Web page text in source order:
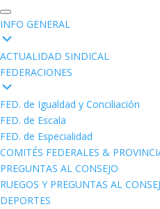
INFO GENERAL
ACTUALIDAD SINDICAL
FEDERACIONES
FED. de Igualdad y Conciliación
FED. de Escala
FED. de Especialidad
COMITÉS FEDERALES &
PREGUNTAS AL CONSEJO
RUEGOS Y PREGUNTAS AL
DEPORTES